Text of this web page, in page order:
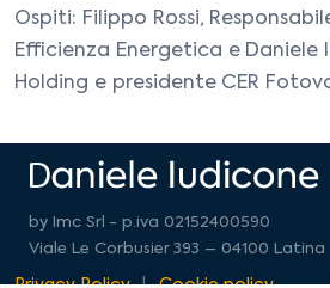
Ospiti: Filippo Rossi,
Efficienza Energetica e Daniele
Holding e presidente CER
by Imc Srl - p.iva 02152400590
Viale Le Corbusier 393 – 04100 Latina